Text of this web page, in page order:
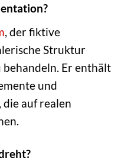
, der fiktive
Struktur
behandeln. Er enthält
und
die auf realen